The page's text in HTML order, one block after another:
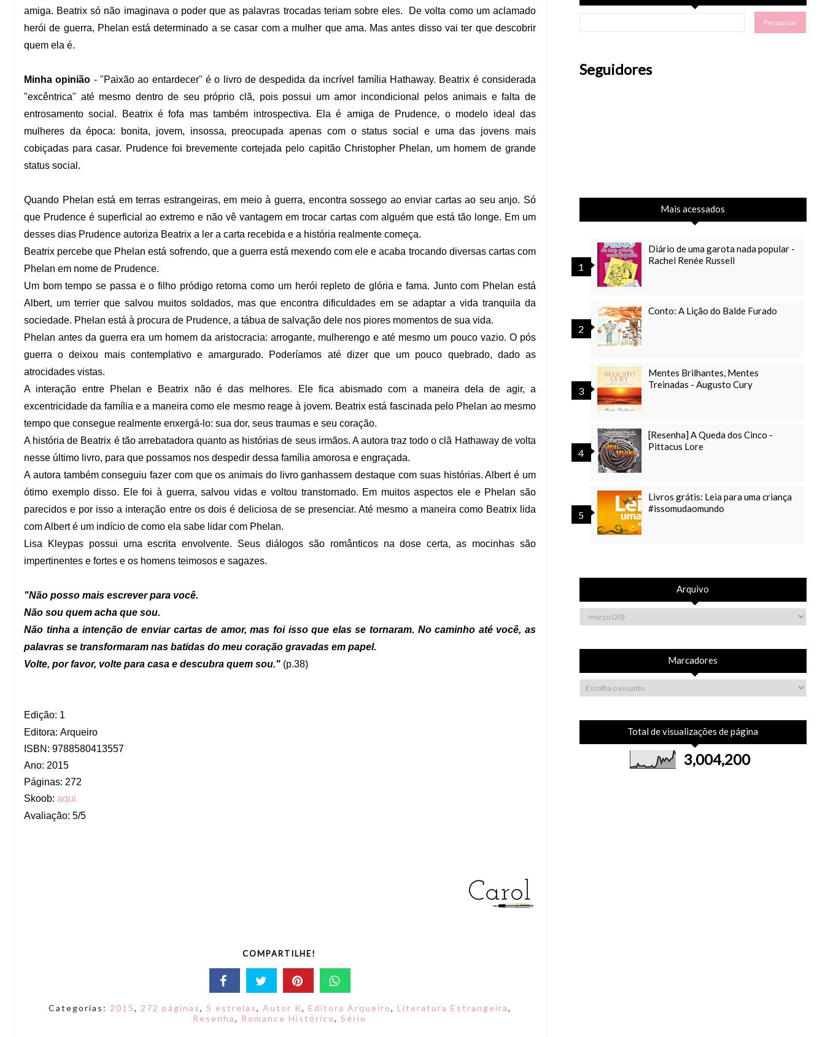
amiga. Beatrix só não imaginava o poder que as palavras trocadas teriam sobre eles. De volta como um aclamado
herói de guerra, Phelan está determinado a se casar com a mulher que ama. Mas antes disso vai ter que descobrir
quem ela é.
Minha opinião - "Paixão ao entardecer" é o livro de despedida da incrível família Hathaway. Beatrix é considerada
"excêntrica" até mesmo dentro de seu próprio clã, pois possui um amor incondicional pelos animais e falta de
entrosamento social. Beatrix é fofa mas também introspectiva. Ela é amiga de Prudence, o modelo ideal das
mulheres da época: bonita, jovem, insossa, preocupada apenas com o status social e uma das jovens mais
cobiçadas para casar. Prudence foi brevemente cortejada pelo capitão Christopher Phelan, um homem de grande
status social.
Quando Phelan está em terras estrangeiras, em meio à guerra, encontra sossego ao enviar cartas ao seu anjo. Só
que Prudence é superficial ao extremo e não vê vantagem em trocar cartas com alguém que está tão longe. Em um
desses dias Prudence autoriza Beatrix a ler a carta recebida e a história realmente começa.
Beatrix percebe que Phelan está sofrendo, que a guerra está mexendo com ele e acaba trocando diversas cartas com
Phelan em nome de Prudence.
Um bom tempo se passa e o filho pródigo retorna como um herói repleto de glória e fama. Junto com Phelan está
Albert, um terrier que salvou muitos soldados, mas que encontra dificuldades em se adaptar a vida tranquila da
sociedade. Phelan está à procura de Prudence, a tábua de salvação dele nos piores momentos de sua vida.
Phelan antes da guerra era um homem da aristocracia: arrogante, mulherengo e até mesmo um pouco vazio. O pós
guerra o deixou mais contemplativo e amargurado. Poderíamos até dizer que um pouco quebrado, dado as
atrocidades vistas.
A interação entre Phelan e Beatrix não é das melhores. Ele fica abismado com a maneira dela de agir, a
excentricidade da família e a maneira como ele mesmo reage à jovem. Beatrix está fascinada pelo Phelan ao mesmo
tempo que consegue realmente enxergá-lo: sua dor, seus traumas e seu coração.
A história de Beatrix é tão arrebatadora quanto as histórias de seus irmãos. A autora traz todo o clã Hathaway de volta
nesse último livro, para que possamos nos despedir dessa família amorosa e engraçada.
A autora também conseguiu fazer com que os animais do livro ganhassem destaque com suas histórias. Albert é um
ótimo exemplo disso. Ele foi à guerra, salvou vidas e voltou transtornado. Em muitos aspectos ele e Phelan são
parecidos e por isso a interação entre os dois é deliciosa de se presenciar. Até mesmo a maneira como Beatrix lida
com Albert é um indício de como ela sabe lidar com Phelan.
Lisa Kleypas possui uma escrita envolvente. Seus diálogos são românticos na dose certa, as mocinhas são
impertinentes e fortes e os homens teimosos e sagazes.
"Não posso mais escrever para você.
Não sou quem acha que sou.
Não tinha a intenção de enviar cartas de amor, mas foi isso que elas se tornaram. No caminho até você, as
palavras se transformaram nas batidas do meu coração gravadas em papel.
Volte, por favor, volte para casa e descubra quem sou." (p.38)
Edição: 1
Editora: Arqueiro
ISBN: 9788580413557
Ano: 2015
Páginas: 272
Skoob: aqui
Avaliação: 5/5
COMPARTILHE!
Categorias: 2015, 272 páginas, 5 estrelas, Autor K, Editora Arqueiro, Literatura Estrangeira,
Resenha, Romance Histórico,Série
Seguidores
Mais acessados
Diário de uma garota nada popular -
Rachel Renée Russell
Conto: A Lição do Balde Furado
Mentes Brilhantes, Mentes
Treinadas - Augusto Cury
[Resenha] A Queda dos Cinco -
Pittacus Lore
Livros grátis: Leia para uma criança
#issomudaomundo
Arquivo
Marcadores
Total de visualizações de página
3,004,200